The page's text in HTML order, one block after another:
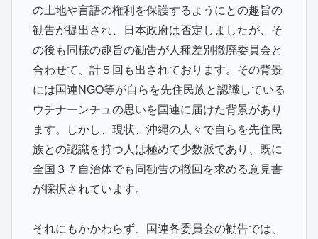
の土地や言語の権利を保護するようにとの趣旨の
勧告が提出され、日本政府は否定しましたが、そ
の後も同様の趣旨の勧告が人種差別撤廃委員会と
合わせて、計５回も出されております。その背景
には国連NGO等が自らを先住民族と認識している
ウチナーンチュの思いを国連に届けた背景があり
ます。しかし、現状、沖縄の人々で自らを先住民
族との認識を持つ人は極めて少数派であり、既に
全国３７自治体でも同勧告の撤回を求める意見書
が採択されています。
それにもかかわらず、国連各委員会の勧告では、